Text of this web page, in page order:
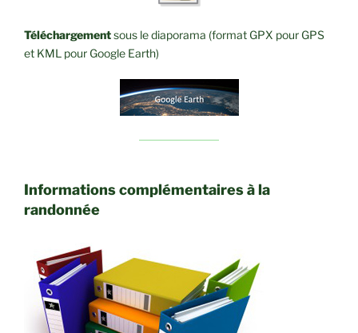
Téléchargementsous le diaporama (format GPX pour GPS
et KML pour Google Earth)
Informations complémentaires à la
randonnée